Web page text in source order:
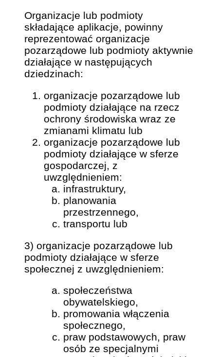
Organizacje lub podmioty
składające aplikacje, powinny
reprezentować organizacje
pozarządowe lub podmioty aktywnie
działające w następujących
dziedzinach:
organizacje pozarządowe lub
podmioty działające na rzecz
ochrony środowiska wraz ze
zmianami klimatu lub
organizacje pozarządowe lub
podmioty działające w sferze
gospodarczej, z
uwzględnieniem:
infrastruktury,
planowania
przestrzennego,
transportu lub
3) organizacje pozarządowe lub
podmioty działające w sferze
społecznej z uwzględnieniem:
społeczeństwa
obywatelskiego,
promowania włączenia
społecznego,
praw podstawowych, praw
osób ze specjalnymi